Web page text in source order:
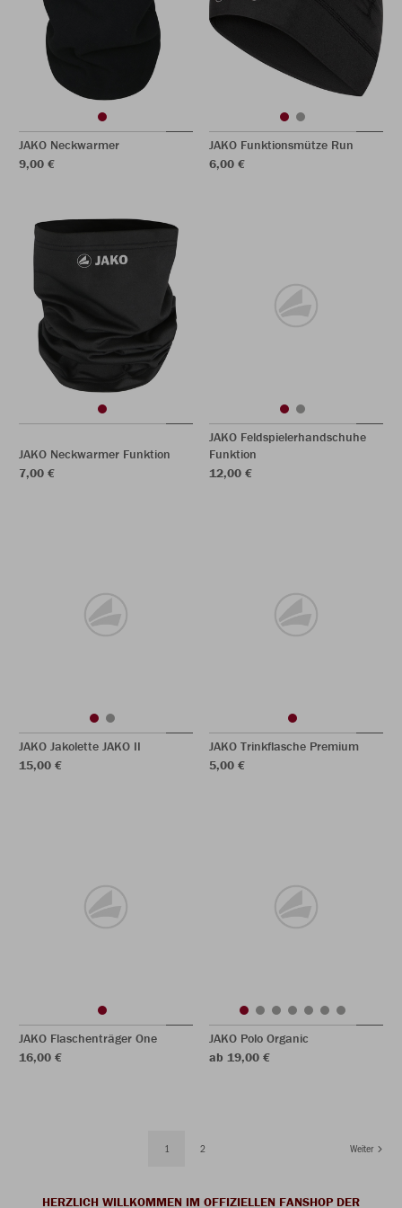
JAKO Neckwarmer
9,00 €
JAKO Funktionsmütze Run
6,00 €
JAKO Neckwarmer Funktion
7,00 €
JAKO Feldspielerhandschuhe
Funktion
12,00 €
JAKO Jakolette JAKO II
15,00 €
JAKO Trinkflasche Premium
5,00 €
JAKO Flaschenträger One
16,00 €
JAKO Polo Organic
ab 19,00 €
1 2 Weiter
HERZLICH WILLKOMMEN IM OFFIZIELLEN FANSHOP DER